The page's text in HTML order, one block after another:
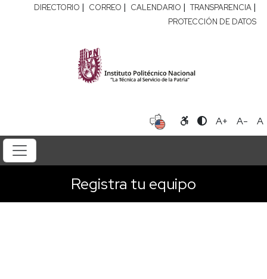
DIRECTORIO | CORREO | CALENDARIO | TRANSPARENCIA |
PROTECCIÓN DE DATOS
A+ A- A
Registra tu equipo